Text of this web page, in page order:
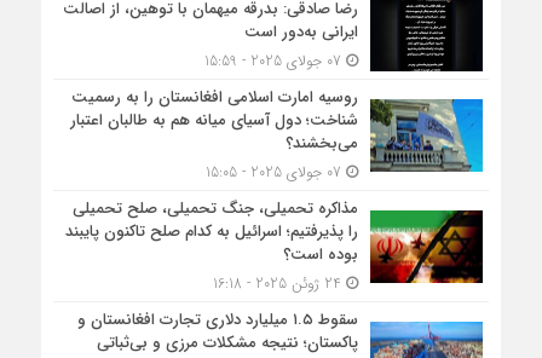
رضا صادقی: بدرقه میهمان با توهین، از اصالت
ایرانی به‌دور است
روسیه امارت اسلامی افغانستان را به رسمیت
شناخت؛ دول آسیای میانه هم به طالبان اعتبار
می‎‌بخشند؟
مذاکره تحمیلی، جنگ تحمیلی، صلح تحمیلی
را پذیرفتیم؛ اسرائیل به کدام صلح تاکنون پایبند
بوده است؟
سقوط ۱.۵ میلیارد دلاری تجارت افغانستان و
پاکستان؛ نتیجه مشکلات مرزی و بی‌ثباتی